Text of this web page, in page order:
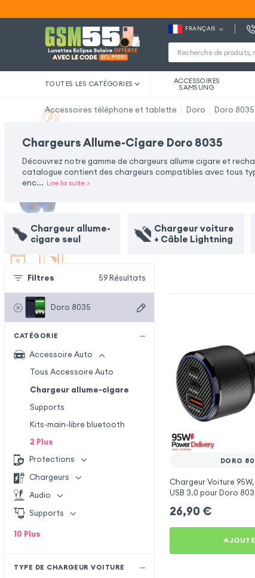
FRANÇAIS
TOUTES LES CATÉGORIES ACCESSOIRES
SAMSUNG
Accessoires téléphone et tablette Doro Doro 8035
Chargeurs Allume-Cigare Doro 8035
Découvrez notre gamme de chargeurs allume cigare et
catalogue contient des chargeurs compatibles avec tous
enc... Lire la suite>
Chargeur allume-
cigare seul
Chargeur voiture
+ Câble Lightning
Filtres 59 Résultats
Doro 8035
CATÉGORIE
Accessoire Auto
Tous Accessoire Auto
Chargeur allume-cigare
Supports
Kits-main-libre bluetooth
2 Plus
Protections
Chargeurs
Audio
Supports
10 Plus
TYPE DE CHARGEUR VOITURE
DORO
Chargeur Voiture 95W,
USB 3.0 pour Doro
26,90 €